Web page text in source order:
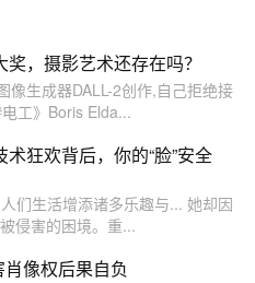
，摄影艺术还存在吗？
像生成器DALL-2创作,自己拒绝接
工》Boris Elda...
狂欢背后，你的“脸”安全
们生活增添诸多乐趣与... 她却因
侵害的困境。重...
肖像权后果自负